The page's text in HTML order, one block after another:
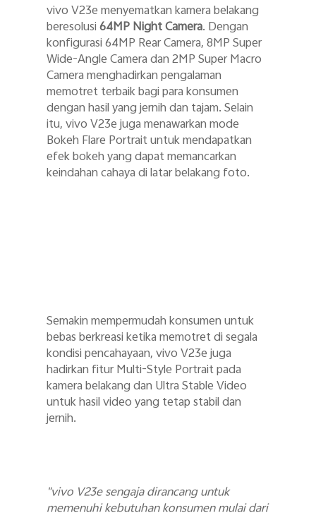
vivo V23e menyematkan kamera belakang
beresolusi64MP Night Camera. Dengan
konfigurasi 64MP Rear Camera, 8MP Super
Wide-Angle Camera dan 2MP Super Macro
Camera menghadirkan pengalaman
memotret terbaik bagi para konsumen
dengan hasil yang jernih dan tajam. Selain
itu, vivo V23e juga menawarkan mode
Bokeh Flare Portrait untuk mendapatkan
efek bokeh yang dapat memancarkan
keindahan cahaya di latar belakang foto.
Semakin mempermudah konsumen untuk
bebas berkreasi ketika memotret di segala
kondisi pencahayaan, vivo V23e juga
hadirkan fitur Multi-Style Portrait pada
kamera belakang dan Ultra Stable Video
untuk hasil video yang tetap stabil dan
jernih.
"vivo V23e sengaja dirancang untuk
memenuhi kebutuhan konsumen mulai dari